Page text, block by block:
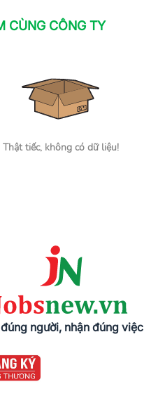
CÙNG CÔNG TY
Thật tiếc, không có dữ liệu!
người, nhận đúng việc